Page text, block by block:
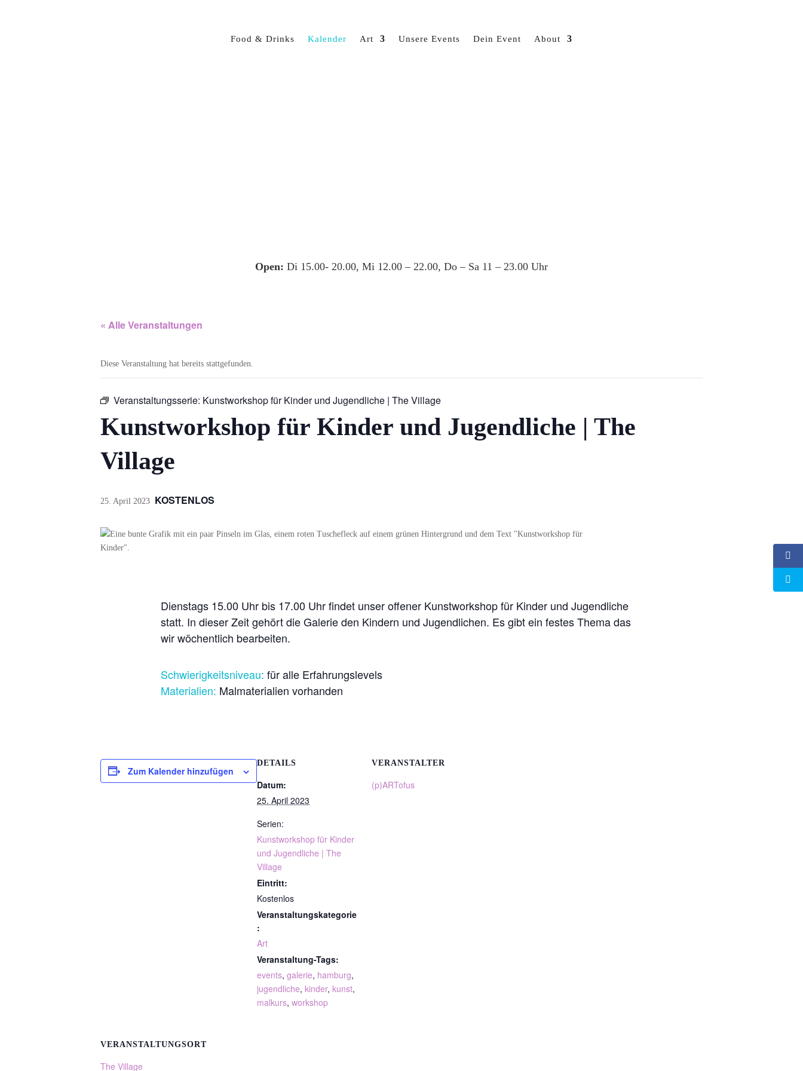
Food & Drinks Kalender Art Unsere Events Dein Event About
Open: Di 15.00- 20.00, Mi 12.00 – 22.00, Do – Sa 11 – 23.00 Uhr
« Alle Veranstaltungen
Diese Veranstaltung hat bereits stattgefunden.
Veranstaltungsserie: Kunstworkshop für Kinder und Jugendliche | The Village
Kunstworkshop für Kinder und Jugendliche | The
Village
25. April 2023 KOSTENLOS
Dienstags 15.00 Uhr bis 17.00 Uhr findet unser offener Kunstworkshop für Kinder und Jugendliche
statt. In dieser Zeit gehört die Galerie den Kindern und Jugendlichen. Es gibt ein festes Thema das
wir wöchentlich bearbeiten.
Schwierigkeitsniveau: für alle Erfahrungslevels
Materialien: Malmaterialien vorhanden
Zum Kalender hinzufügen
DETAILS
Datum:
25. April 2023
Serien:
Kunstworkshop für Kinder
und Jugendliche | The
Village
Eintritt:
Kostenlos
Veranstaltungskategorie
:
Art
Veranstaltung-Tags:
events, galerie, hamburg,
jugendliche, kinder, kunst,
malkurs, workshop
VERANSTALTER
(p)ARTofus
VERANSTALTUNGSORT
The Village